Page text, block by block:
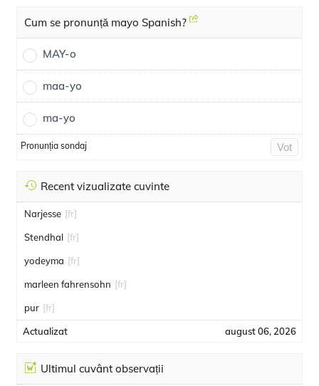
Cum se pronunță mayo Spanish?
MAY-o
maa-yo
ma-yo
Pronunția sondaj Vot
Recent vizualizate cuvinte
Narjesse [fr]
Stendhal [fr]
yodeyma [fr]
marleen fahrensohn [fr]
pur [fr]
Actualizat august 06, 2026
Ultimul cuvânt observații